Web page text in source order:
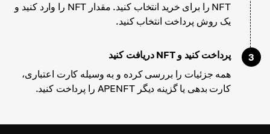
NFT را برای خرید انتخاب کنید. مقدار NFT را وارد کنید و
یک روش پرداخت انتخاب کنید.
3
پرداخت کنید و NFT دریافت کنید
همه جزئیات را بررسی کرده و به وسیله کارت اعتباری،
کارت بدهی یا گزینه دیگر APENFT را پرداخت کنید.